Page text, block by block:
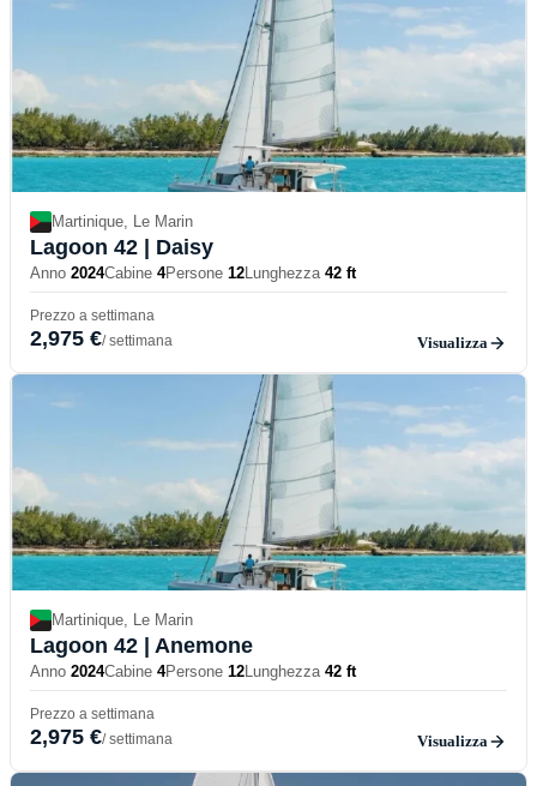
Martinique, Le Marin
Lagoon 42 | Daisy
Anno 2024Cabine 4Persone 12Lunghezza 42 ft
Prezzo a settimana
2,975 €/ settimana Visualizza
Martinique, Le Marin
Lagoon 42 | Anemone
Anno 2024Cabine 4Persone 12Lunghezza 42 ft
Prezzo a settimana
2,975 €/ settimana Visualizza